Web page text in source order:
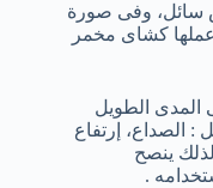
سائل، وفى صورة
كشاى مخمر
المدى الطويل
: الصداع، إرتفاع
ينصح
.